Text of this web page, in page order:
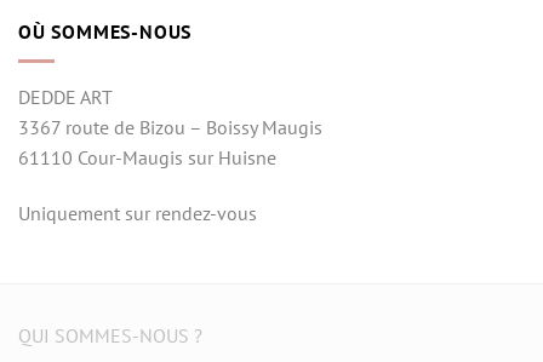
OÙ SOMMES-NOUS
DEDDE ART
3367 route de Bizou – Boissy Maugis
61110 Cour-Maugis sur Huisne
Uniquement sur rendez-vous
QUI SOMMES-NOUS ?